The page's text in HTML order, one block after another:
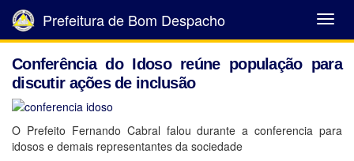
Abrir
Menu
Prefeitura de Bom Despacho
Conferência do Idoso reúne população para
discutir ações de inclusão
O Prefeito Fernando Cabral falou durante a conferencia para
idosos e demais representantes da sociedade